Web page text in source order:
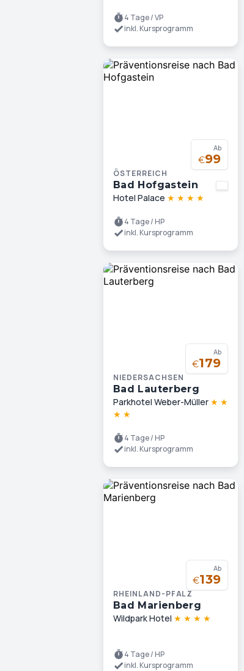
4 Tage / VP
inkl. Kursprogramm
Ab
€99
ÖSTERREICH
Bad Hofgastein
Hotel Palace ★ ★ ★ ★
4 Tage / HP
inkl. Kursprogramm
Ab
€179
NIEDERSACHSEN
Bad Lauterberg
Parkhotel Weber-Müller ★ ★
★ ★
4 Tage / HP
inkl. Kursprogramm
Ab
€139
RHEINLAND-PFALZ
Bad Marienberg
Wildpark Hotel ★ ★ ★ ★
4 Tage / HP
inkl. Kursprogramm